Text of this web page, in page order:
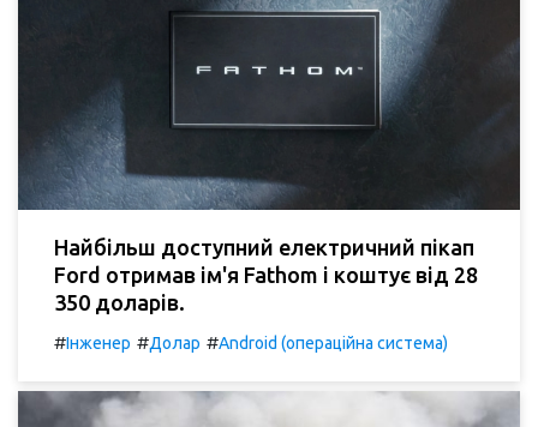
Найбільш доступний електричний пікап
Ford отримав ім'я Fathom і коштує від 28
350 доларів.
#Інженер #Долар #Android (операційна система)